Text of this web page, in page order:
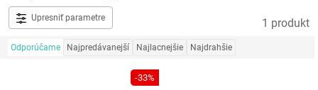
Upresniť parametre 1 produkt
Odporúčame Najpredávanejší Najlacnejšie Najdrahšie
-33%